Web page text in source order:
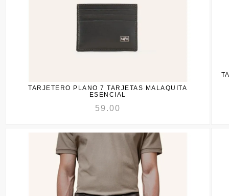
TARJETERO PLANO 7 TARJETAS MALAQUITA
ESENCIAL
59.00